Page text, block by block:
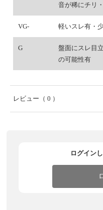
音が稀にチリ
VG- 軽いスレ有・
G
盤面にスレ目
の可能性有
レビュー （ 0 ）
ログイン